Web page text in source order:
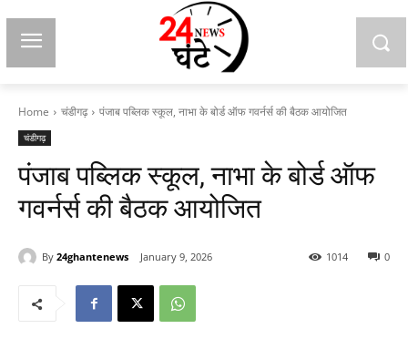
Home चंडीगढ़ पंजाब पब्लिक स्कूल, नाभा के बोर्ड ऑफ गवर्नर्स की बैठक आयोजित
चंडीगढ़
पंजाब पब्लिक स्कूल, नाभा के बोर्ड ऑफ
गवर्नर्स की बैठक आयोजित
By 24ghantenews January 9, 2026 0
1014